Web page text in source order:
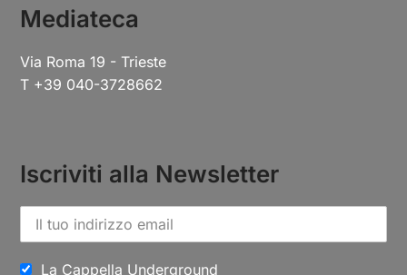
Mediateca
Via Roma 19 - Trieste
T +39 040-3728662
Iscriviti alla Newsletter
La Cappella Underground